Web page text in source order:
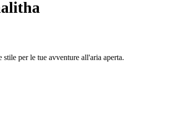
per le tue avventure all'aria aperta.